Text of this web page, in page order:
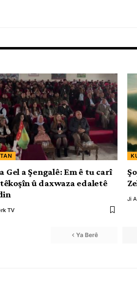
Gel a Şengalê: Em ê tu carî
û daxwaza edaletê
TV
Ji
Ya Berê